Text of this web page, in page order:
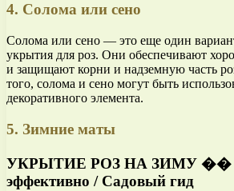
4. Солома или сено
Солома или сено — это еще один
укрытия для роз. Они обеспечивают
и защищают корни и надземную часть
того, солома и сено могут быть
декоративного элемента.
5. Зимние маты
УКРЫТИЕ РОЗ НА ЗИМУ ��
эффективно / Садовый гид